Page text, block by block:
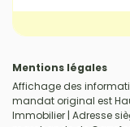
Mentions légales
Affichage des
mandat original est
Immobilier | Adresse